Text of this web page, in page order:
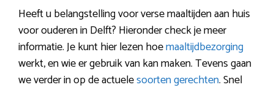
Heeft u belangstelling voor verse maaltijden aan huis
voor ouderen in Delft? Hieronder check je meer
informatie. Je kunt hier lezen hoemaaltijdbezorging
werkt, en wie er gebruik van kan maken. Tevens gaan
we verder in op de actuelesoorten gerechten. Snel